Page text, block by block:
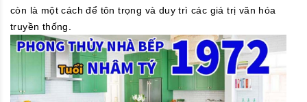
còn là một cách để tôn trọng và duy trì các giá trị văn hóa
truyền thống.